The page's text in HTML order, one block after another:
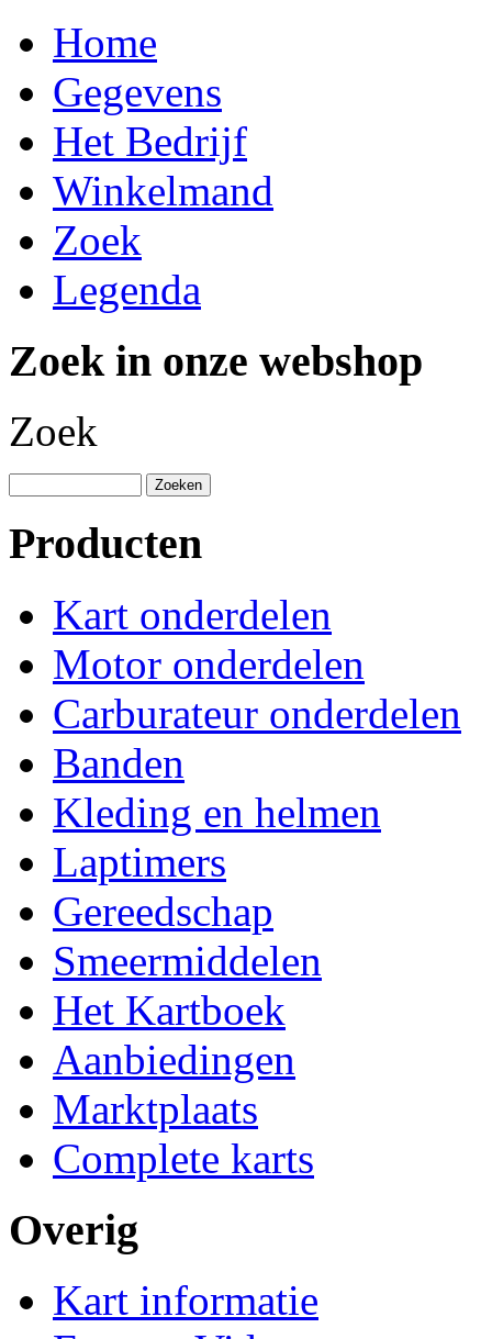
Home
Gegevens
Het Bedrijf
Winkelmand
Zoek
Legenda
Zoek in onze webshop
Zoek
Producten
Kart onderdelen
Motor onderdelen
Carburateur onderdelen
Banden
Kleding en helmen
Laptimers
Gereedschap
Smeermiddelen
Het Kartboek
Aanbiedingen
Marktplaats
Complete karts
Overig
Kart informatie